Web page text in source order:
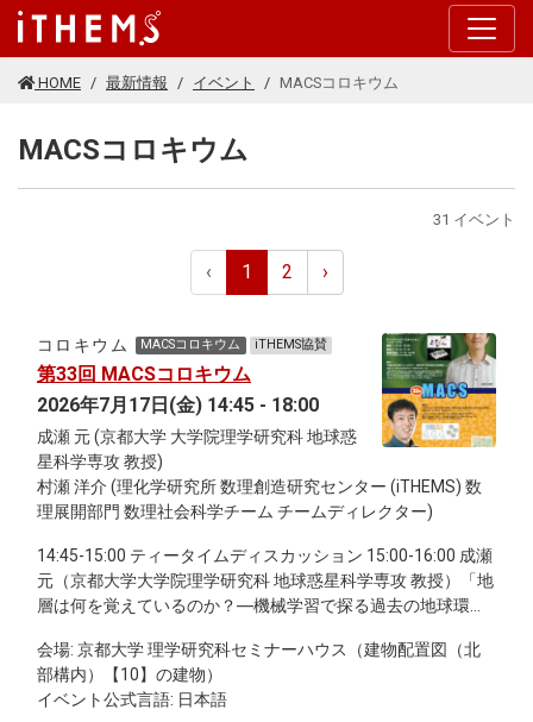
このページの本文に移動する
HOME 最新情報 イベント MACSコロキウム
MACSコロキウム
31 イベント
‹ 1 2 ›
コロキウム MACSコロキウム iTHEMS協賛
第33回 MACSコロキウム
2026年7月17日(金) 14:45 - 18:00
成瀬 元 (京都大学 大学院理学研究科 地球惑
星科学専攻 教授)
村瀬 洋介 (理化学研究所 数理創造研究センター (iTHEMS) 数
理展開部門 数理社会科学チーム チームディレクター)
14:45-15:00 ティータイムディスカッション 15:00-16:00 成瀬
元（京都大学大学院理学研究科 地球惑星科学専攻 教授）「地
層は何を覚えているのか？―機械学習で探る過去の地球環境
ター チームディレクター）「社会における協力行動の数理：
直接互恵と間接互恵から見る協力の進化」 17:15-18:00 継続
討論会
会場: 京都大学 理学研究科セミナーハウス（建物配置図（北
部構内）【10】の建物）
イベント公式言語: 日本語